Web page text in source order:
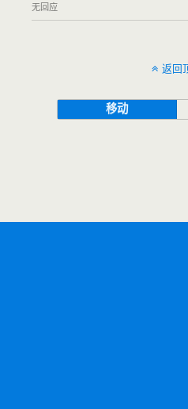
无回应
返回
移动